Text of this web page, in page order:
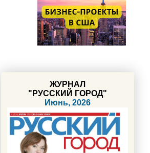
ЖУРНАЛ
"РУССКИЙ ГОРОД"
Июнь, 2026